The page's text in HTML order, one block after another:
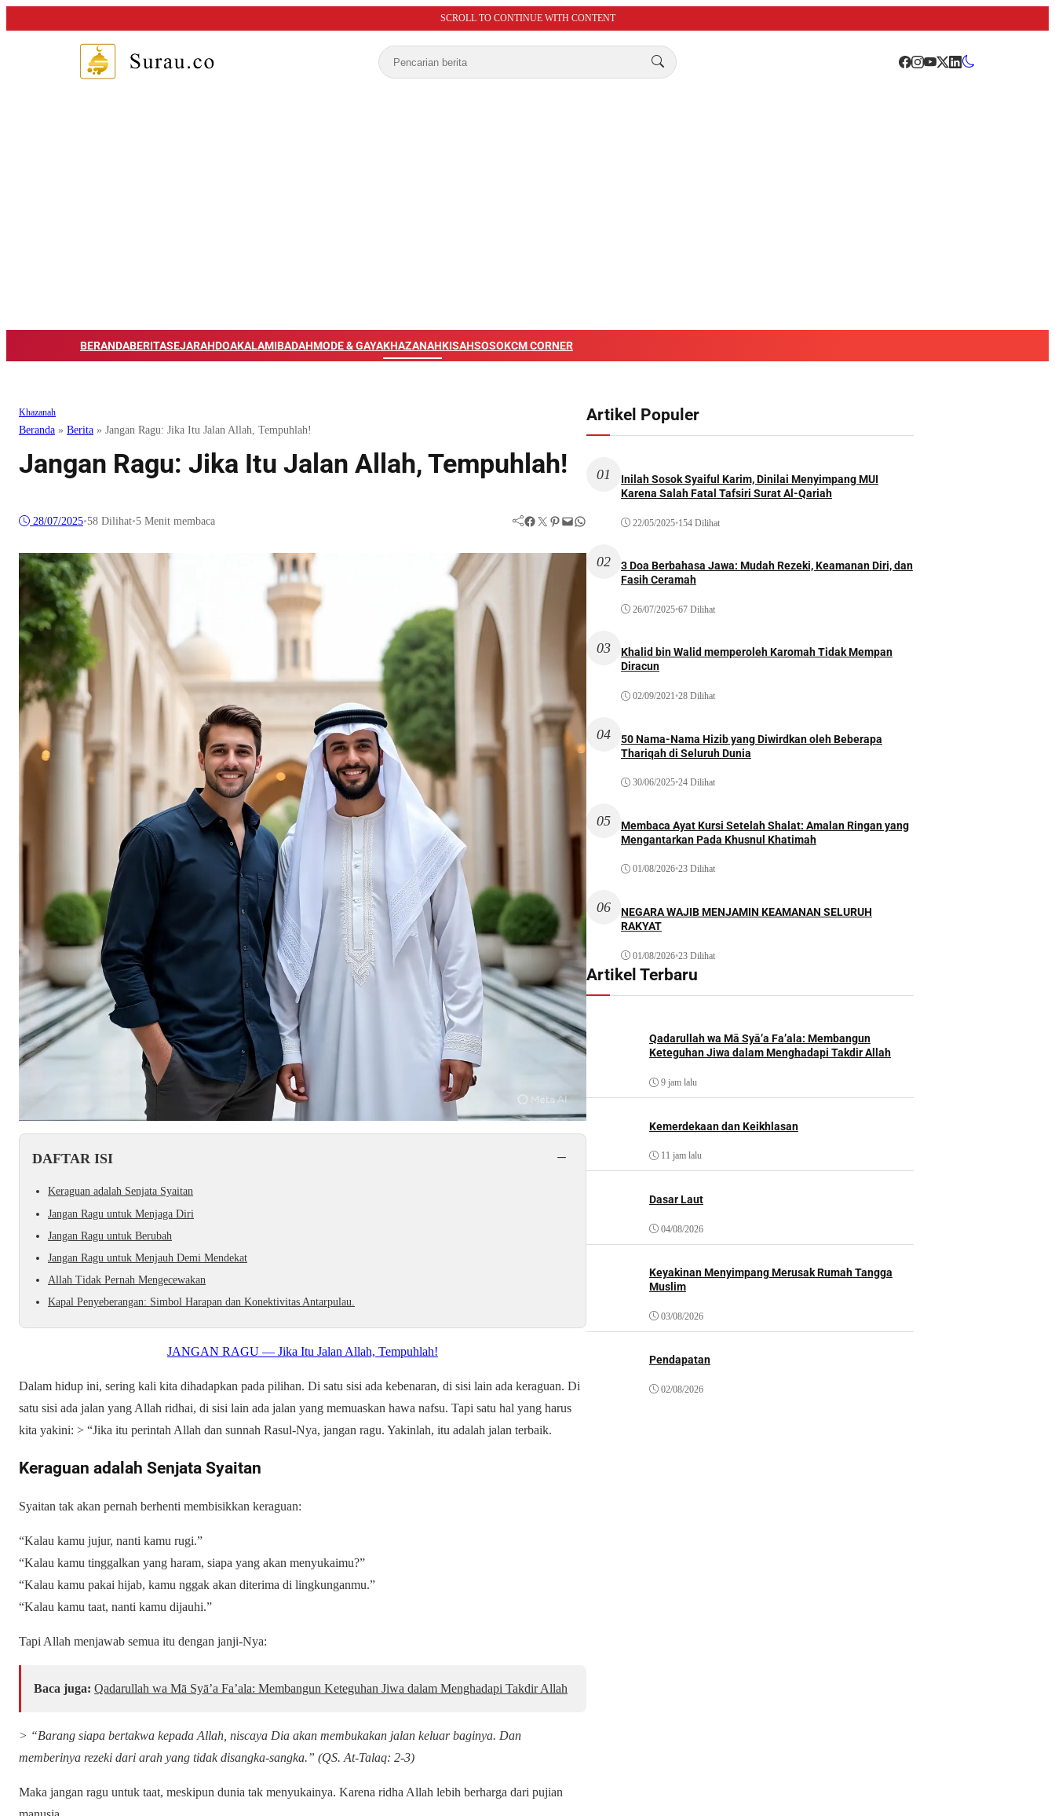
SCROLL TO CONTINUE WITH CONTENT
BERANDABERITASEJARAHDOAKALAMIBADAHMODE & GAYAKHAZANAHKISAHSOSOKCM CORNER
Khazanah
Beranda » Berita » Jangan Ragu: Jika Itu Jalan Allah, Tempuhlah!
Jangan Ragu: Jika Itu Jalan Allah, Tempuhlah!
28/07/2025•58 Dilihat•5 Menit membaca Facebook Twitter Pinterest Mail WhatsApp
DAFTAR ISI −
Keraguan adalah Senjata Syaitan
Jangan Ragu untuk Menjaga Diri
Jangan Ragu untuk Berubah
Jangan Ragu untuk Menjauh Demi Mendekat
Allah Tidak Pernah Mengecewakan
Kapal Penyeberangan: Simbol Harapan dan Konektivitas Antarpulau.
JANGAN RAGU — Jika Itu Jalan Allah, Tempuhlah!
Dalam hidup ini, sering kali kita dihadapkan pada pilihan. Di satu sisi ada kebenaran, di sisi lain ada keraguan. Di
satu sisi ada jalan yang Allah ridhai, di sisi lain ada jalan yang memuaskan hawa nafsu. Tapi satu hal yang harus
kita yakini: > “Jika itu perintah Allah dan sunnah Rasul-Nya, jangan ragu. Yakinlah, itu adalah jalan terbaik.
Keraguan adalah Senjata Syaitan
Syaitan tak akan pernah berhenti membisikkan keraguan:
“Kalau kamu jujur, nanti kamu rugi.”
“Kalau kamu tinggalkan yang haram, siapa yang akan menyukaimu?”
“Kalau kamu pakai hijab, kamu nggak akan diterima di lingkunganmu.”
“Kalau kamu taat, nanti kamu dijauhi.”
Tapi Allah menjawab semua itu dengan janji-Nya:
Baca juga: Qadarullah wa Mā Syā’a Fa’ala: Membangun Keteguhan Jiwa dalam Menghadapi Takdir Allah
> “Barang siapa bertakwa kepada Allah, niscaya Dia akan membukakan jalan keluar baginya. Dan
memberinya rezeki dari arah yang tidak disangka-sangka.” (QS. At-Talaq: 2-3)
Maka jangan ragu untuk taat, meskipun dunia tak menyukainya. Karena ridha Allah lebih berharga dari pujian
Artikel Populer
01
Inilah Sosok Syaiful Karim, Dinilai Menyimpang MUI
Karena Salah Fatal Tafsiri Surat Al-Qariah
22/05/2025•154 Dilihat
02
3 Doa Berbahasa Jawa: Mudah Rezeki, Keamanan Diri, dan
Fasih Ceramah
26/07/2025•67 Dilihat
03
Khalid bin Walid memperoleh Karomah Tidak Mempan
Diracun
02/09/2021•28 Dilihat
04
50 Nama-Nama Hizib yang Diwirdkan oleh Beberapa
Thariqah di Seluruh Dunia
30/06/2025•24 Dilihat
05
Membaca Ayat Kursi Setelah Shalat: Amalan Ringan yang
Mengantarkan Pada Khusnul Khatimah
01/08/2026•23 Dilihat
06
NEGARA WAJIB MENJAMIN KEAMANAN SELURUH
RAKYAT
01/08/2026•23 Dilihat
Artikel Terbaru
Qadarullah wa Mā Syā’a Fa’ala: Membangun
Keteguhan Jiwa dalam Menghadapi Takdir Allah
9 jam lalu
Kemerdekaan dan Keikhlasan
11 jam lalu
Dasar Laut
04/08/2026
Keyakinan Menyimpang Merusak Rumah Tangga
Muslim
03/08/2026
Pendapatan
02/08/2026